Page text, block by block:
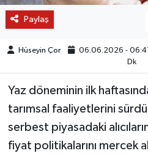
Paylaş
Hüseyin Çor 06.06.2026 - 06:41
Dk
Yaz döneminin ilk
tarımsal faaliyetlerini
serbest piyasadaki
fiyat politikalarını mercek